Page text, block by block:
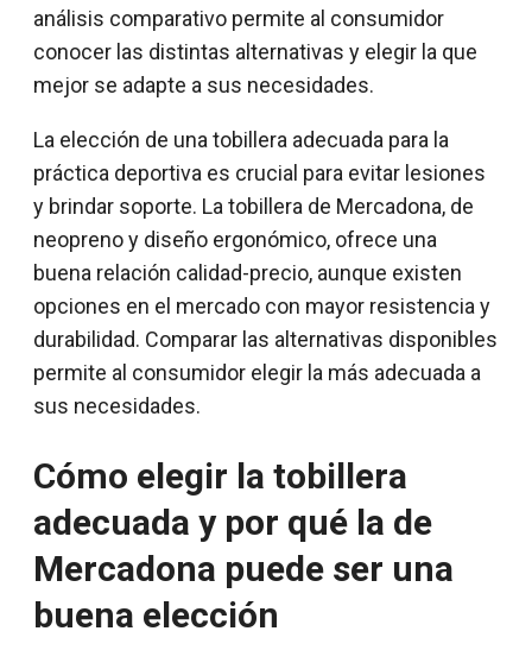
análisis comparativo permite al consumidor
conocer las distintas alternativas y elegir la que
mejor se adapte a sus necesidades.
La elección de una tobillera adecuada para la
práctica deportiva es crucial para evitar lesiones
y brindar soporte. La tobillera de Mercadona, de
neopreno y diseño ergonómico, ofrece una
buena relación calidad-precio, aunque existen
opciones en el mercado con mayor resistencia y
durabilidad. Comparar las alternativas disponibles
permite al consumidor elegir la más adecuada a
sus necesidades.
Cómo elegir la tobillera
adecuada y por qué la de
Mercadona puede ser una
buena elección